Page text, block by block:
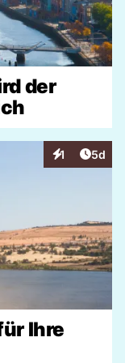
der
1
Interaktionen
5d
Ihre